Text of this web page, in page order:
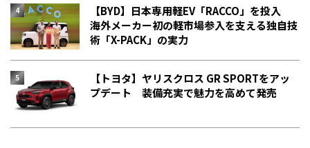
【BYD】日本専用軽EV「RACCO」を投入
海外メーカー初の軽市場参入を支える独自技
術「X-PACK」の実力
【トヨタ】ヤリスクロス GR SPORTをアッ
プデート 装備充実で魅力を高めて発売